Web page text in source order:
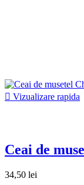
 Vizualizare rapida
Ceai de
34,50 lei